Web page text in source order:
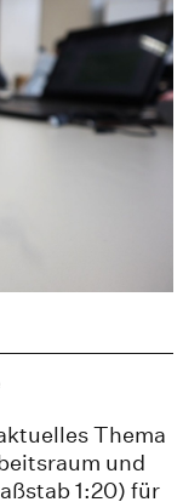
Thema
und
1:20) für